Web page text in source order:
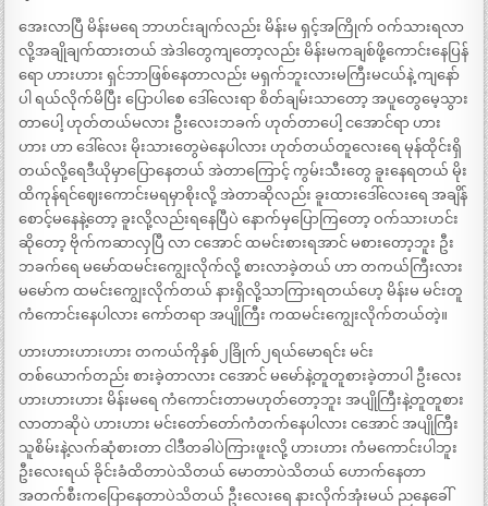
အေးလာပြီ မိန်းမရေ ဘာဟင်းချက်လည်း မိန်းမ ရှင့်အကြိုက် ဝက်သားရလာ
လို့အချိုချက်ထားတယ် အဲဒါတွေကျတော့လည်း မိန်းမကချစ်ဖို့ကောင်းနေပြန်
ရော ဟားဟား ရှင်ဘာဖြစ်နေတာလည်း မရှက်ဘူးလားမကြီးမငယ်နဲ့ ကျနော်
ပါ ရယ်လိုက်မိပြီး ပြောပါစေ ဒေါ်လေးရာ စိတ်ချမ်းသာတော့ အပူတွေမေ့သွား
တာပေါ့ ဟုတ်တယ်မလား ဦးလေးဘခက် ဟုတ်တာပေါ့ ငအောင်ရာ ဟား
ဟား ဟာ ဒေါ်လေး မိုးသားတွေမဲနေပါလား ဟုတ်တယ်တူလေးရေ မုန်ထိုင်းရှိ
တယ်လို့ရေဒီယိုမှာပြောနေတယ် အဲတာကြောင့် ကွမ်းသီးတွေ ခူးနေရတယ် မိုး
ထိကုန်ရင်ဈေးကောင်းမရမှာစိုးလို့ အဲတာဆိုလည်း ခူးထားဒေါ်လေးရေ အချိန်
စောင့်မနေနဲ့တော့ ခူးလို့လည်းရနေပြီပဲ နောက်မှပြောကြတော့ ဝက်သားဟင်း
ဆိုတော့ ဗိုက်ကဆာလှပြီ လာ ငအောင် ထမင်းစားရအာင် မစားတော့ဘူး ဦး
ဘခက်ရေ မမော်ထမင်းကျွေးလိုက်လို့ စားလာခဲ့တယ် ဟာ တကယ်ကြီးလား
မမော်က ထမင်းကျွေးလိုက်တယ် နားရှိလို့သာကြားရတယ်ဟေ့ မိန်းမ မင်းတူ
ကံကောင်းနေပါလား ကော်တရာ အပျိုကြီး ကထမင်းကျွေးလိုက်တယ်တဲ့။
ဟားဟားဟားဟား တကယ်ကိုနှစ်၂ခြိုက်၂ရယ်မောရင်း မင်း
တစ်ယောက်တည်း စားခဲ့တာလား ငအောင် မမော်နဲ့တူတူစားခဲ့တာပါ ဦးလေး
ဟားဟားဟား မိန်းမရေ ကံကောင်းတာမဟုတ်တော့ဘူး အပျိုကြီးနဲ့တူတူစား
လာတာဆိုပဲ ဟားဟား မင်းတော်တော်ကံတက်နေပါလား ငအောင် အပျိုကြီး
သူစိမ်းနဲ့လက်ဆုံစားတာ ငါဒီတခါပဲကြားဖူးလို့ ဟားဟား ကံမကောင်းပါဘူး
ဦးလေးရယ် ခိုင်းခံထိတာပဲသိတယ် မောတာပဲသိတယ် ဟောက်နေတာ
အတက်စီးကပြောနေတာပဲသိတယ် ဦးလေးရေ နားလိုက်အုံးမယ် ညနေခေါ်